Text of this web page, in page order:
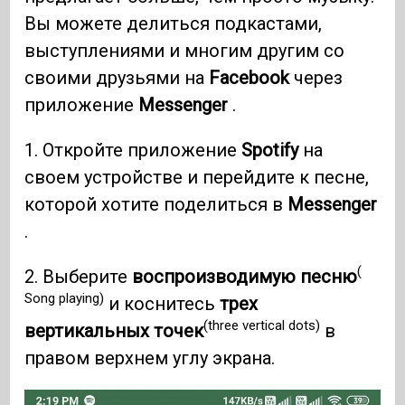
Вы можете делиться подкастами,
выступлениями и многим другим со
своими друзьями на Facebookчерез
приложение Messenger .
1. Откройте приложение Spotifyна
своем устройстве и перейдите к песне,
которой хотите поделиться в Messenger
.
2. Выберите воспроизводимую песню(
Song playing) и коснитесьтрех
вертикальных точек(three vertical dots) в
правом верхнем углу экрана.